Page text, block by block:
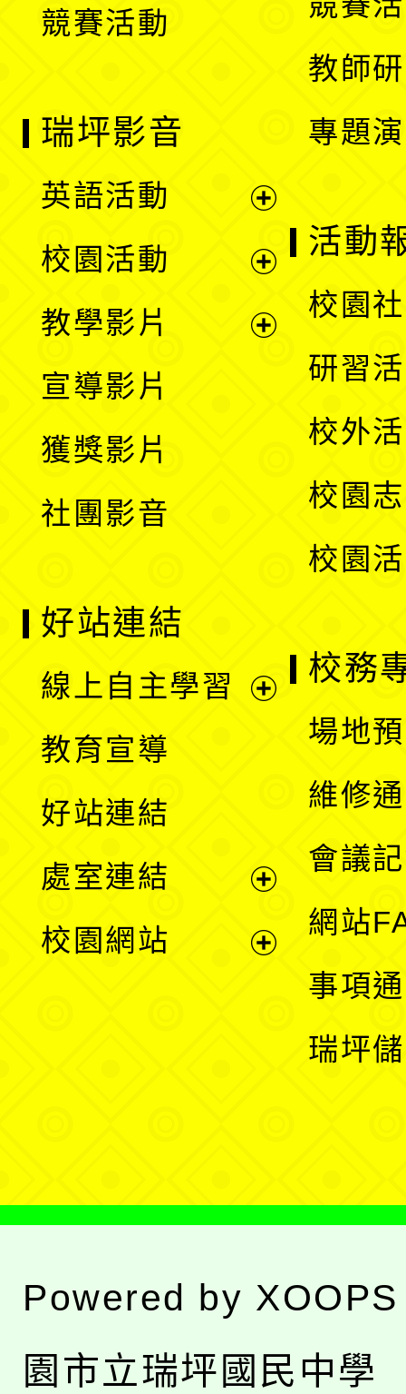
競賽活動
教師
專題
瑞坪影音
英語活動
選
校園活動
教學影片
宣導影片
獲獎影片
社團影音
活動
校園
研習
校外
校園
校園
好站連結
線上自主學習
單
教育宣導
好站連結
處室連結
校園網站
校務
場地
維修
會議
網站
事項
瑞坪
Powered by XOOPS
園市立瑞坪國民中學